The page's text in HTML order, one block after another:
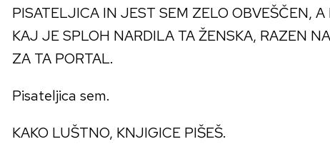
PISATELJICA IN JEST SEM ZELO OBVEŠČEN,
KAJ JE SPLOH NARDILA TA ŽENSKA, RAZEN
ZA TA PORTAL.
Pisateljica sem.
KAKO LUŠTNO, KNJIGICE PIŠEŠ.